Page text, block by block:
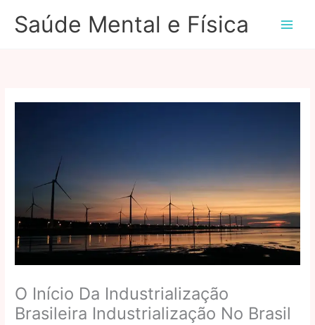
paraSaúde Mental e Física
O Início Da Industrialização
Brasileira Industrialização No Brasil